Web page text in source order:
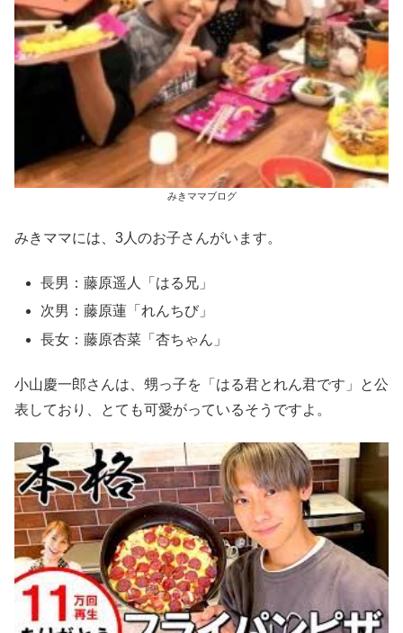
みきママブログ
みきママには、3人のお子さんがいます。
長男：藤原遥人「はる兄」
次男：藤原蓮「れんちび」
長女：藤原杏菜「杏ちゃん」
小山慶一郎さんは、甥っ子を「はる君とれん君です」と公
表しており、とても可愛がっているそうですよ。